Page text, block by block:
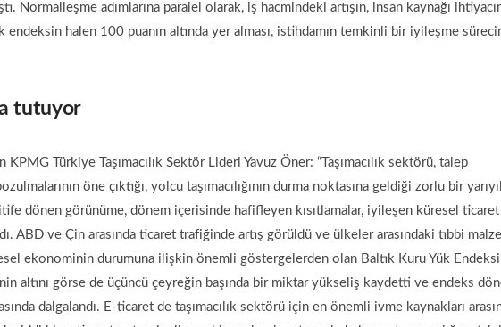
Normalleşme adımlarına paralel olarak, iş hacmindeki artışın, insan kaynağı
endeksin halen 100 puanın altında yer alması, istihdamın temkinli bir iyileşme
tutuyor
Türkiye Taşımacılık Sektör Lideri Yavuz Öner: “Taşımacılık sektörü, talep
öne çıktığı, yolcu taşımacılığının durma noktasına geldiği zorlu bir
dönen görünüme, dönem içerisinde hafifleyen kısıtlamalar, iyileşen küresel
ABD ve Çin arasında ticaret trafiğinde artış görüldü ve ülkeler arasındaki tıbbi
ekonominin durumuna ilişkin önemli göstergelerden olan Baltık Kuru Yük
altını görse de üçüncü çeyreğin başında bir miktar yükseliş kaydetti ve endeks
dalgalandı. E-ticaret de taşımacılık sektörü için en önemli ivme kaynakları